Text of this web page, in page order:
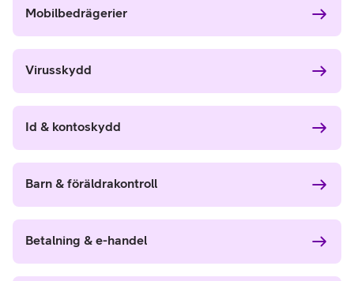
Mobilbedrägerier
Virusskydd
Id & kontoskydd
Barn & föräldrakontroll
Betalning & e-handel